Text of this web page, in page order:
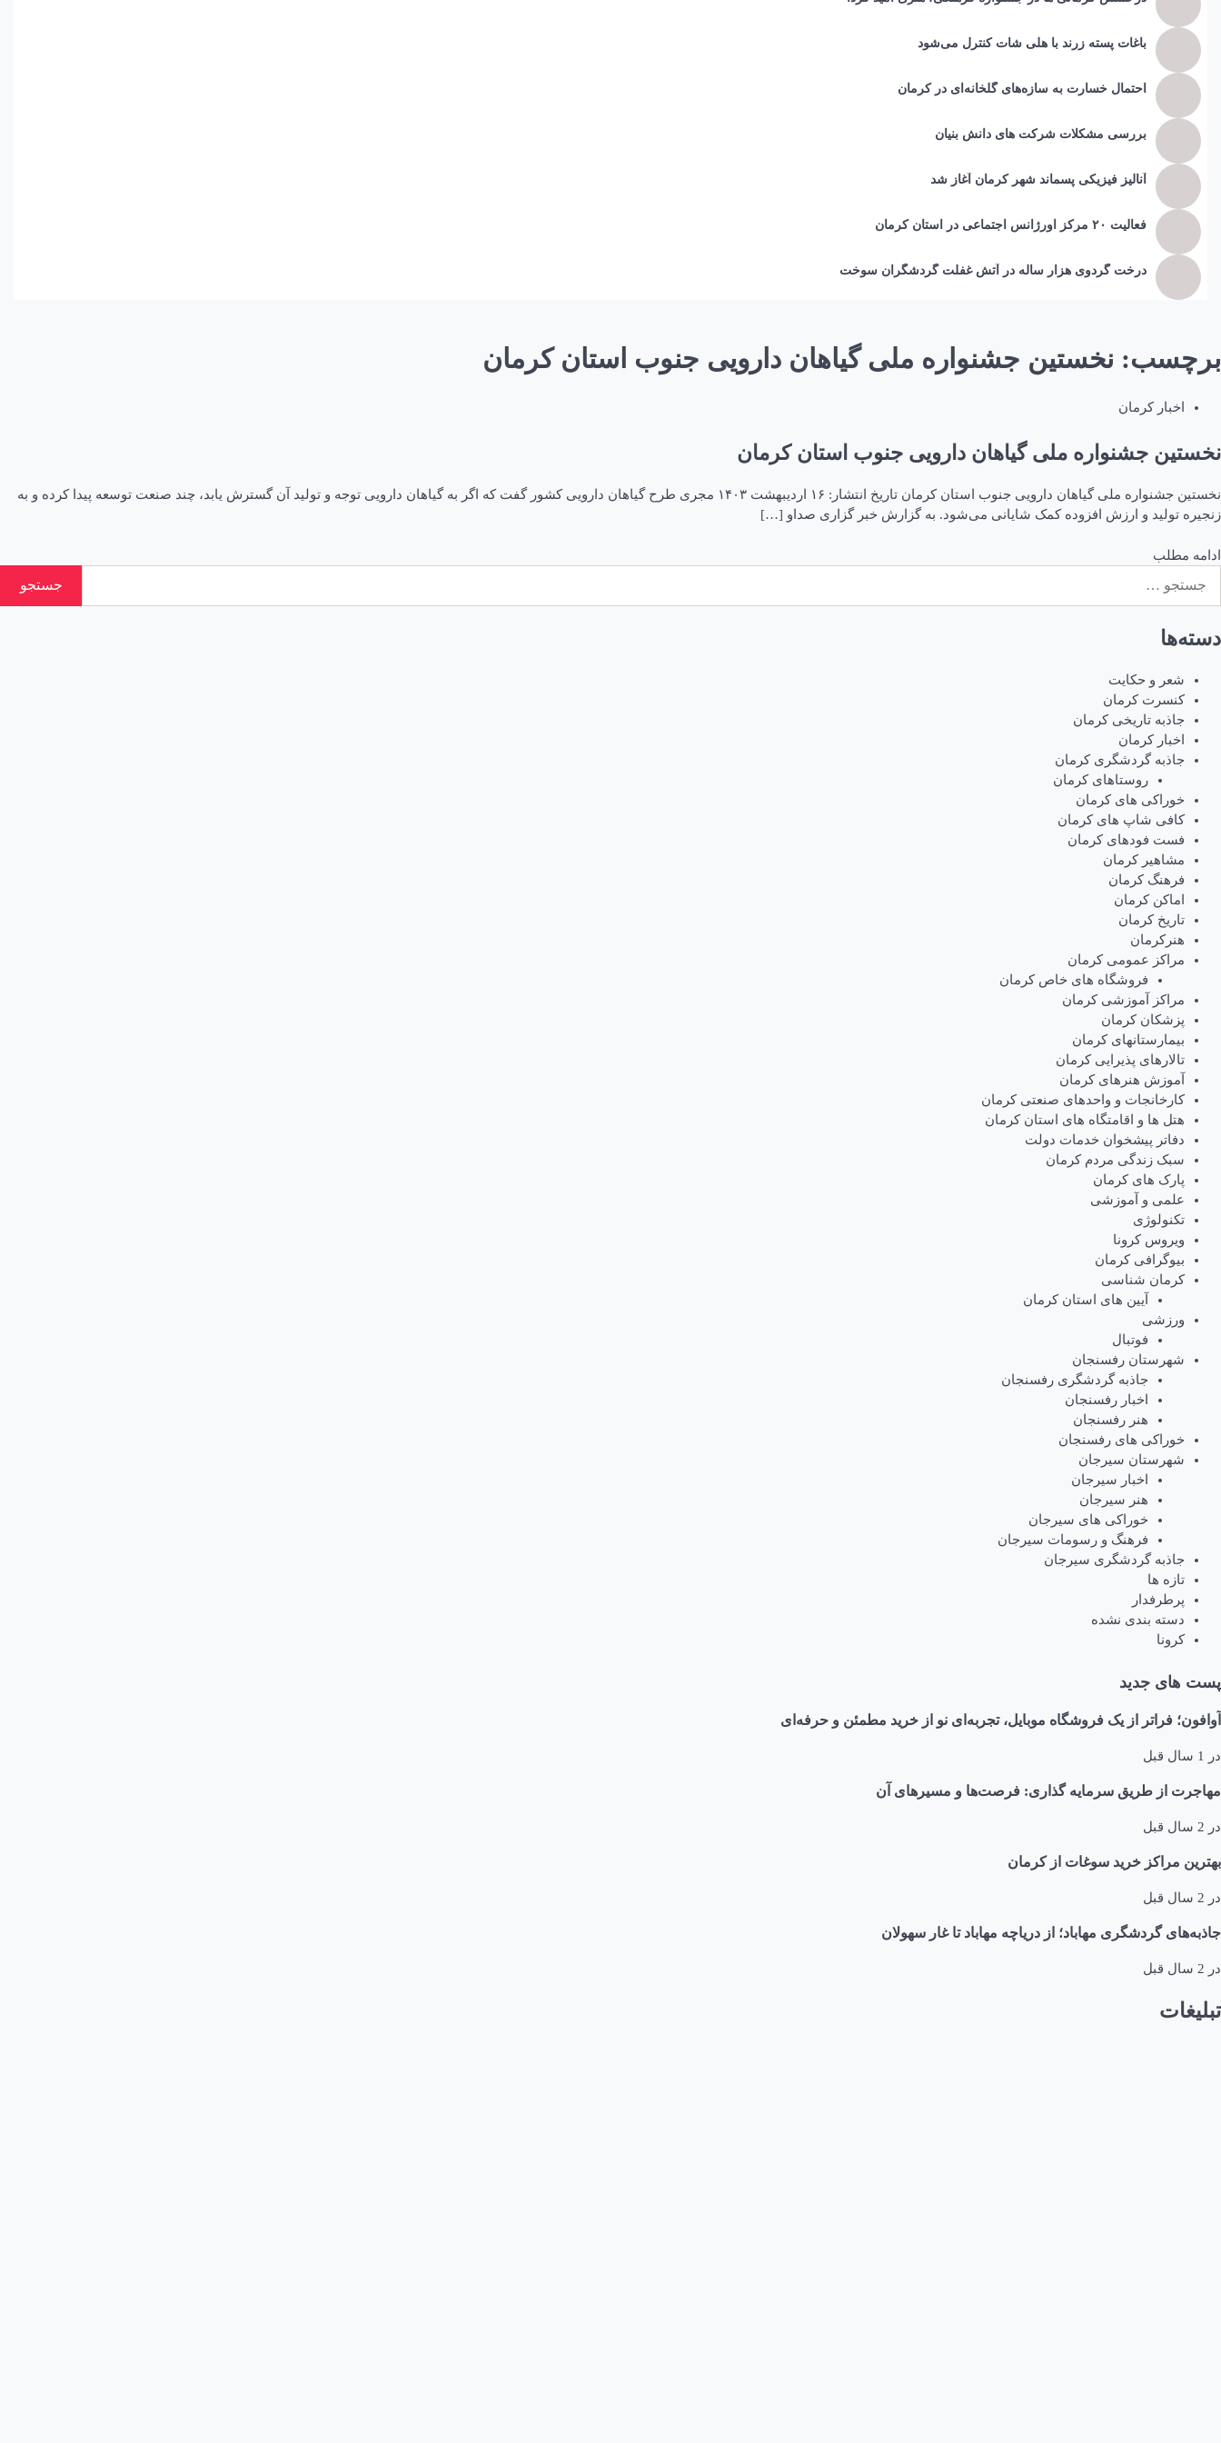
باغات پسته زرند با هلی شات کنترل می‌شود
احتمال خسارت به ساز‌ه‌های گلخانه‌ای در کرمان
بررسی مشکلات شرکت های دانش بنیان
آنالیز فیزیکی پسماند شهر کرمان آغاز شد
فعالیت ۲۰ مرکز اورژانس اجتماعی در استان کرمان
درخت گردوی هزار ساله در آتش غفلت گردشگران سوخت
برچسب: نخستین جشنواره ملی گیاهان دارویی جنوب استان کرمان
اخبار کرمان
نخستین جشنواره ملی گیاهان دارویی جنوب استان کرمان
نخستین جشنواره ملی گیاهان دارویی جنوب استان کرمان تاریخ انتشار: ۱۶ ارديبهشت ۱۴۰۳ مجری طرح گیاهان دارویی کشور گفت که اگر به گیاهان دارویی توجه و تولید آن گسترش یابد، چند صنعت توسعه پیدا کرده و به
زنجیره تولید و ارزش افزوده کمک شایانی می‌شود. به گزارش خبر گزاری صداو […]
ادامه مطلب
برای:
دسته‌ها
شعر و حکایت
کنسرت کرمان
جاذبه تاریخی کرمان
اخبار کرمان
جاذبه گردشگری کرمان
روستاهای کرمان
خوراکی های کرمان
کافی شاپ های کرمان
فست فودهای کرمان
مشاهیر کرمان
فرهنگ کرمان
اماکن کرمان
تاریخ کرمان
هنرکرمان
مراکز عمومی کرمان
فروشگاه های خاص کرمان
مراکز آموزشی کرمان
پزشکان کرمان
بیمارستانهای کرمان
تالارهای پذیرایی کرمان
آموزش هنرهای کرمان
کارخانجات و واحدهای صنعتی کرمان
هتل ها و اقامتگاه های استان کرمان
دفاتر پیشخوان خدمات دولت
سبک زندگی مردم کرمان
پارک های کرمان
علمی و آموزشی
تکنولوژی
ویروس کرونا
بیوگرافی کرمان
کرمان شناسی
آیین های استان کرمان
ورزشی
فوتبال
شهرستان رفسنجان
جاذبه گردشگری رفسنجان
اخبار رفسنجان
هنر رفسنجان
خوراکی های رفسنجان
شهرستان سیرجان
اخبار سیرجان
هنر سیرجان
خوراکی های سیرجان
فرهنگ و رسومات سیرجان
جاذبه گردشگری سیرجان
تازه ها
پرطرفدار
دسته بندی نشده
کرونا
پست های جدید
آوافون؛ فراتر از یک فروشگاه موبایل، تجربه‌ای نو از خرید مطمئن و حرفه‌ای
در 1 سال قبل
مهاجرت از طریق سرمایه گذاری: فرصت‌ها و مسیرهای آن
در 2 سال قبل
بهترین مراکز خرید سوغات از کرمان
در 2 سال قبل
جاذبه‌های گردشگری مهاباد؛ از دریاچه مهاباد تا غار سهولان
در 2 سال قبل
تبلیغات